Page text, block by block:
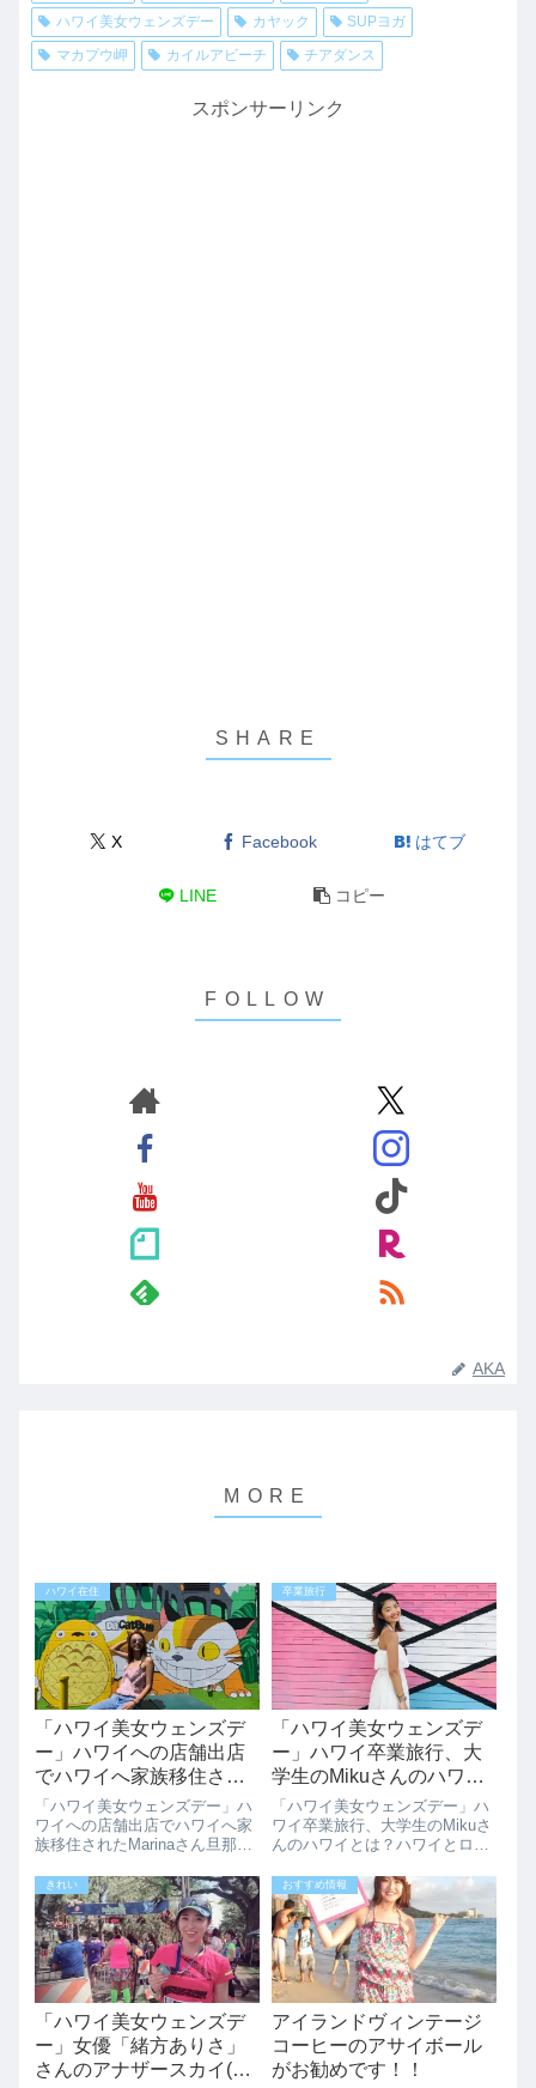
ハワイ美女ウェンズデー カヤック
SUPヨガ
マカプウ岬
カイルアビーチ チアダンス
スポンサーリンク
X Facebook はてブ
LINE コピー
AKA
ハワイ在住
「ハワイ美女ウェンズデ
ー」ハワイへの店舗出店
でハワイへ家族移住され
たMarinaさん
「ハワイ美女ウェンズデー」ハ
ワイへの店舗出店でハワイへ家
族移住されたMarinaさん旦那さ
出店するために家族でハワイに
移住されたというMarinaさんの
ハワイ生活をインタビューさせ
ていただきました。旦那さんが
ホノ...
卒業旅行
「ハワイ美女ウェンズデ
ー」ハワイ卒業旅行、大
学生のMikuさんのハワイ
とは？
「ハワイ美女ウェンズデー」ハ
ワイ卒業旅行、大学生のMikuさ
んのハワイとは？ハワイとロス
学生(今年卒業)している21歳の
Mikuさん。「今回のハワイはロ
スに行った後にハワイに行きま
した。旅行会社のパックでロス
から...
きれい
「ハワイ美女ウェンズデ
ー」女優「緒方ありさ」
さんのアナザースカイ(ハ
おすすめ情報
アイランドヴィンテージ
コーヒーのアサイボール
がお勧めです！！